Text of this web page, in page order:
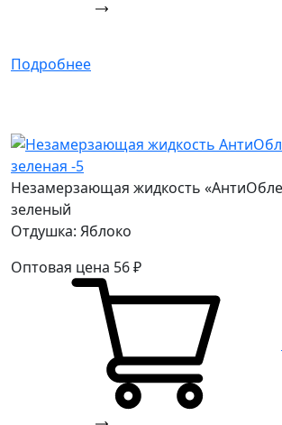
Подробнее
Незамерзающая жидкость
зеленый
Отдушка: Яблоко
Оптовая цена 56₽